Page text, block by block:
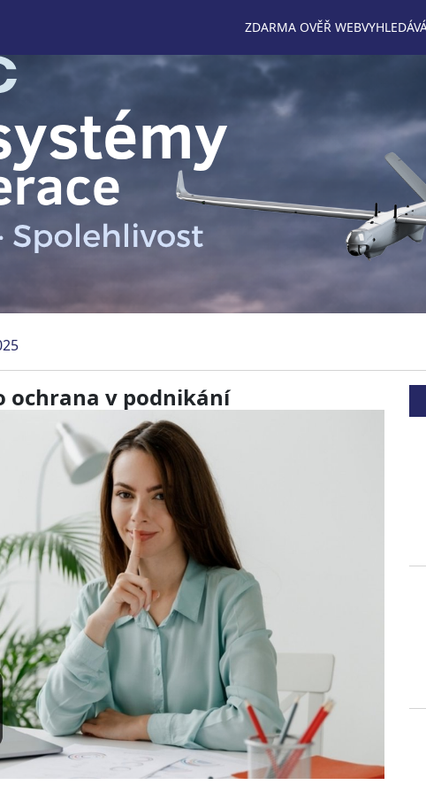
ZDARMA OVĚŘ WEB
ochrana v podnikání